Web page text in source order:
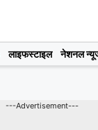
लाइफस्टाइल नेशनल
---Advertisement---